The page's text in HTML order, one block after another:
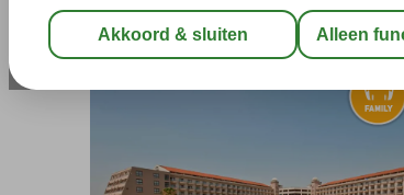
Kaya Belek
Ultra All Inclusive-Hotel